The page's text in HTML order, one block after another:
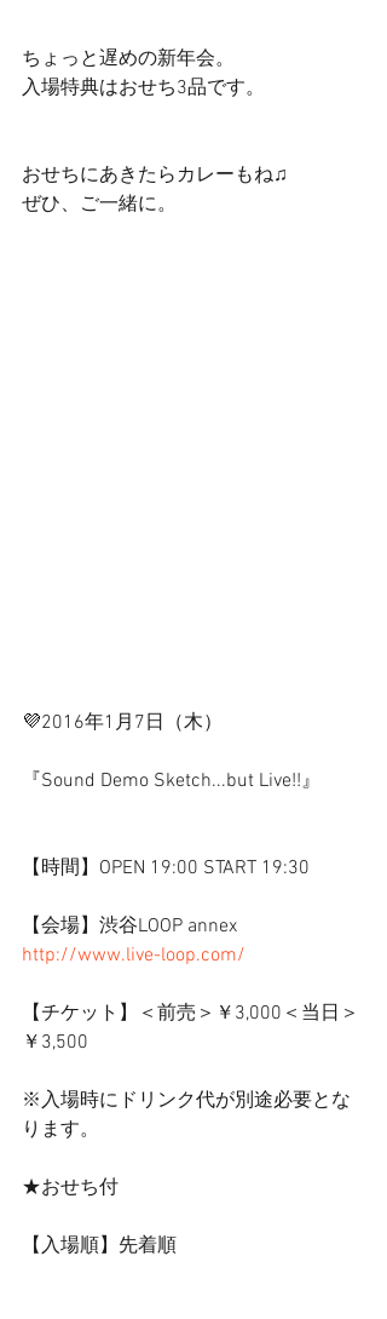
ちょっと遅めの新年会。
入場特典はおせち3品です。
おせちにあきたらカレーもね♫
ぜひ、ご一緒に。
💜2016年1月7日（木）
『Sound Demo Sketch...but Live!!』
【時間】OPEN 19:00 START 19:30
【会場】渋谷LOOP annex
http://www.live-loop.com/
【チケット】＜前売＞￥3,000＜当日＞
￥3,500
※入場時にドリンク代が別途必要とな
ります。
★おせち付
【入場順】先着順